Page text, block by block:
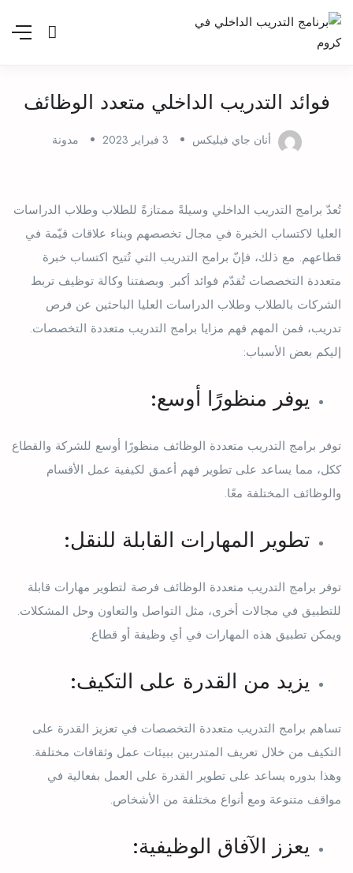
فوائد التدريب الداخلي متعدد الوظائف
أنان جاي فيليكس 3 فبراير 2023 مدونة
تُعدّ برامج التدريب الداخلي وسيلةً ممتازةً للطلاب وطلاب الدراسات
العليا لاكتساب الخبرة في مجال تخصصهم وبناء علاقات قيّمة في
قطاعهم. مع ذلك، فإنّ برامج التدريب التي تُتيح اكتساب خبرة
متعددة التخصصات تُقدّم فوائد أكبر. وبصفتنا وكالة توظيف تربط
الشركات بالطلاب وطلاب الدراسات العليا الباحثين عن فرص
تدريب، فمن المهم فهم مزايا برامج التدريب متعددة التخصصات.
إليكم بعض الأسباب:
يوفر منظورًا أوسع:
توفر برامج التدريب متعددة الوظائف منظورًا أوسع للشركة والقطاع
ككل، مما يساعد على تطوير فهم أعمق لكيفية عمل الأقسام
والوظائف المختلفة معًا.
تطوير المهارات القابلة للنقل:
توفر برامج التدريب متعددة الوظائف فرصة لتطوير مهارات قابلة
للتطبيق في مجالات أخرى، مثل التواصل والتعاون وحل المشكلات.
ويمكن تطبيق هذه المهارات في أي وظيفة أو قطاع.
يزيد من القدرة على التكيف:
تساهم برامج التدريب متعددة التخصصات في تعزيز القدرة على
التكيف من خلال تعريف المتدربين ببيئات عمل وثقافات مختلفة.
وهذا بدوره يساعد على تطوير القدرة على العمل بفعالية في
مواقف متنوعة ومع أنواع مختلفة من الأشخاص.
يعزز الآفاق الوظيفية: